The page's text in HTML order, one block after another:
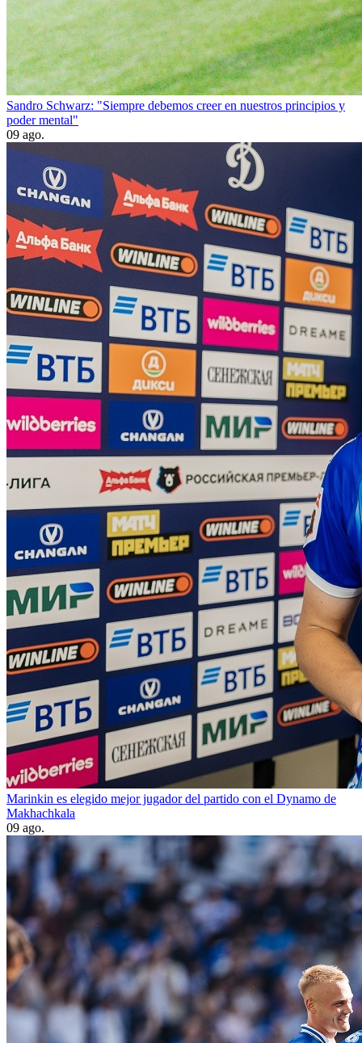
Sandro Schwarz: "Siempre debemos creer en nuestros principios y
poder mental"
09 ago.
Marinkin es elegido mejor jugador del partido con el Dynamo de
Makhachkala
09 ago.